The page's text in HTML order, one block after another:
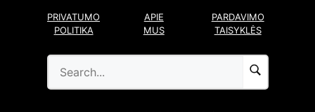
PRIVATUMO
POLITIKA
APIE
MUS
PARDAVIMO
TAISYKLĖS